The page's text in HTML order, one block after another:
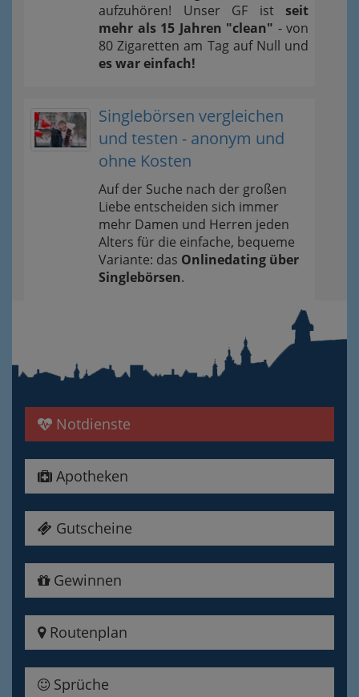
aufzuhören! Unser GF ist seit
mehr als 15 Jahren "clean" - von
80 Zigaretten am Tag auf Null und
es war einfach!
Singlebörsen vergleichen
und testen - anonym und
ohne Kosten
Auf der Suche nach der großen
Liebe entscheiden sich immer
mehr Damen und Herren jeden
Alters für die einfache, bequeme
Variante: das Onlinedating über
Singlebörsen.
Notdienste
Apotheken
Gutscheine
Gewinnen
Routenplan
Sprüche